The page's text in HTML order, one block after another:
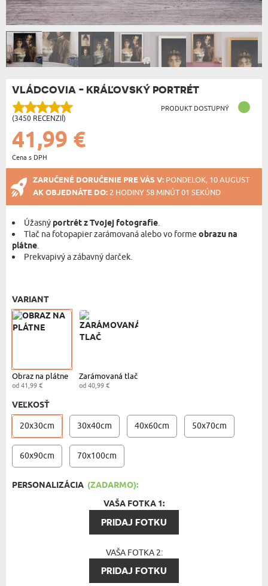
VLÁDCOVIA - KRÁĽOVSKÝ PORTRÉT
(3450 RECENZIÍ)
PRODUKT DOSTUPNÝ
41,99 €
Cena s DPH
ZARUČENÉ DORUČENIE PRE VÁS V: PONDELOK, 10 AUGUST
AK OBJEDNÁTE DO: 2 HODINY 58 MINÚT 01 SEKÚND
Úžasný portrét z Tvojej fotografie.
Tlač na fotopapier zarámovaná alebo vo formeobrazu na
plátne.
Prekvapivý a zábavný darček.
VARIANT
Obraz na plátne
od 41,99 €
Zarámovaná tlač
od 40,99 €
VEĽKOSŤ
20x30cm 30x40cm 40x60cm 50x70cm
60x90cm 70x100cm
PERSONALIZÁCIA (ZADARMO):
VAŠA FOTKA 1:
PRIDAJ FOTKU
VAŠA FOTKA 2:
PRIDAJ FOTKU